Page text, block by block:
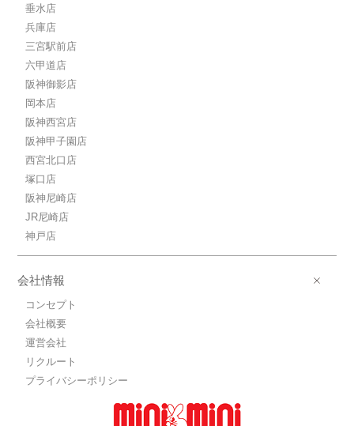
垂水店
兵庫店
三宮駅前店
六甲道店
阪神御影店
岡本店
阪神西宮店
阪神甲子園店
西宮北口店
塚口店
阪神尼崎店
JR尼崎店
神戸店
会社情報
コンセプト
会社概要
運営会社
リクルート
プライバシーポリシー